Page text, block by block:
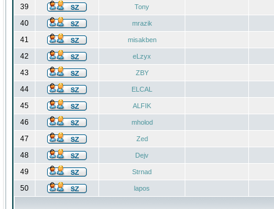
39 Tony
40 mrazik
41 misakben
42 eLzyx
43 ZBY
44 ELCAL
45 ALFIK
46 mholod
47 Zed
48 Dejv
49 Strnad
50 lapos